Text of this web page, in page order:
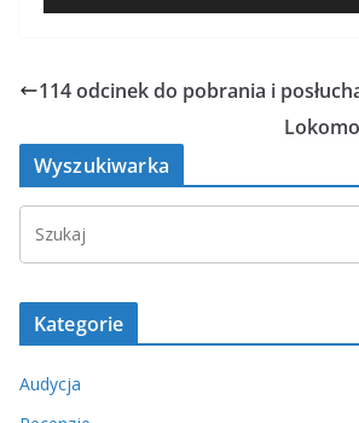
plików
114 odcinek do pobrania i
Wyszukiwarka
Kategorie
Audycja